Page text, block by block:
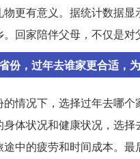
更有意义。据统计数据
回家陪伴父母，不仅是对
份，过年去谁家更合适，
情况下，选择过年去哪
体状况和健康状况，选
中的疲劳和时间成本。